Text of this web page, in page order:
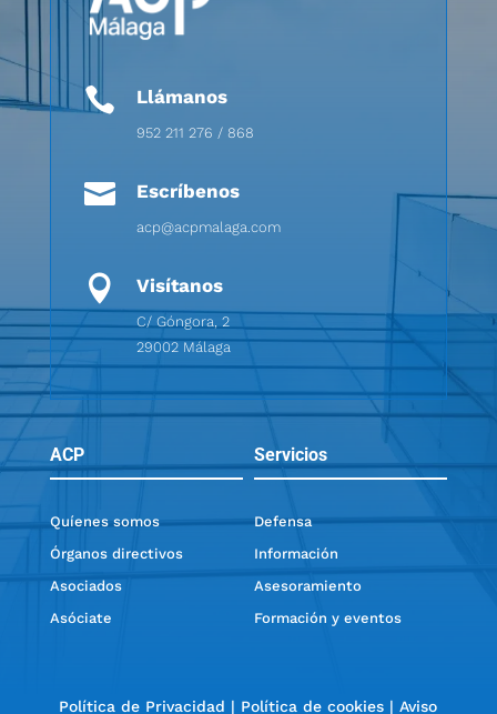
 Llámanos
952 211 276 / 868
 Escríbenos
acp@acpmalaga.com
 Visítanos
C/ Góngora, 2
29002 Málaga
ACP Servicios
Quíenes somos
Órganos directivos
Asociados
Asóciate
Defensa
Información
Asesoramiento
Formación y eventos
Política de Privacidad | Política de cookies | Aviso